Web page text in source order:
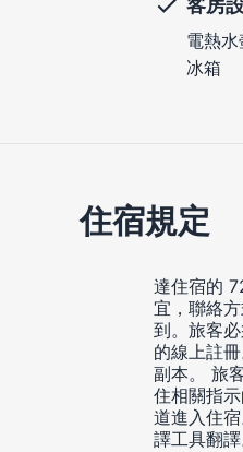
電熱水
冰箱
住宿規定
達住宿的
宜，聯絡
到。旅客
的線上註
副本。 旅
住相關指
道進入住
譯工具翻譯